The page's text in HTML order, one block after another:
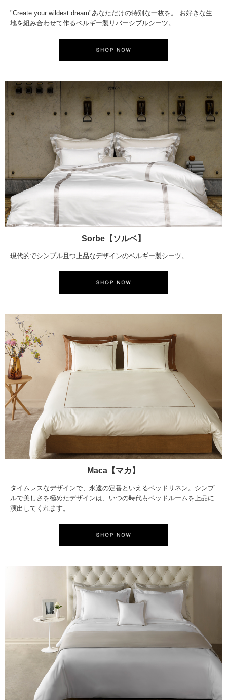
"Create your wildest dream"あなただけの特別な一枚を。 お好きな生
地を組み合わせて作るベルギー製リバーシブルシーツ。
Sorbe【ソルベ】
現代的でシンプル且つ上品なデザインのベルギー製シーツ。
Maca【マカ】
タイムレスなデザインで、永遠の定番といえるベッドリネン。シンプ
ルで美しさを極めたデザインは、いつの時代もベッドルームを上品に
演出してくれます。